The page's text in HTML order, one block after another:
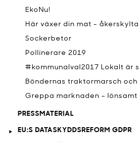
EkoNu!
Här växer din mat -
Sockerbetor
Pollinerare 2019
#kommunalval2017 Lokalt är
Böndernas traktormarsch
Greppa marknaden –
PRESSMATERIAL
EU:S DATASKYDDSREFORM GDPR